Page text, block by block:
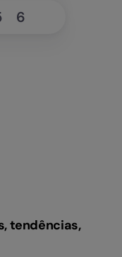
Page
6
Seguinte
tendências,